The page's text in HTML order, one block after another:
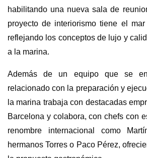
habilitando una nueva sala de
proyecto de interiorismo tiene el mar
reflejando los conceptos de lujo y
a la marina.
Además de un equipo que se
relacionado con la preparación y
la marina trabaja con destacadas
Barcelona y colabora, con chefs con
renombre internacional como
hermanos Torres o Paco Pérez,